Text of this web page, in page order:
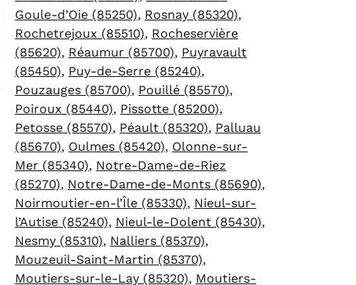
Goule-d’Oie (85250), Rosnay (85320),
Rochetrejoux (85510), Rocheservière
(85620), Réaumur (85700), Puyravault
(85450), Puy-de-Serre (85240),
Pouzauges (85700), Pouillé (85570),
Poiroux (85440), Pissotte (85200),
Petosse (85570), Péault (85320), Palluau
(85670), Oulmes (85420), Olonne-sur-
Mer (85340), Notre-Dame-de-Riez
(85270), Notre-Dame-de-Monts (85690),
Noirmoutier-en-l’Île (85330), Nieul-sur-
l’Autise (85240), Nieul-le-Dolent (85430),
Nesmy (85310), Nalliers (85370),
Mouzeuil-Saint-Martin (85370),
Moutiers-sur-le-Lay (85320), Moutiers-